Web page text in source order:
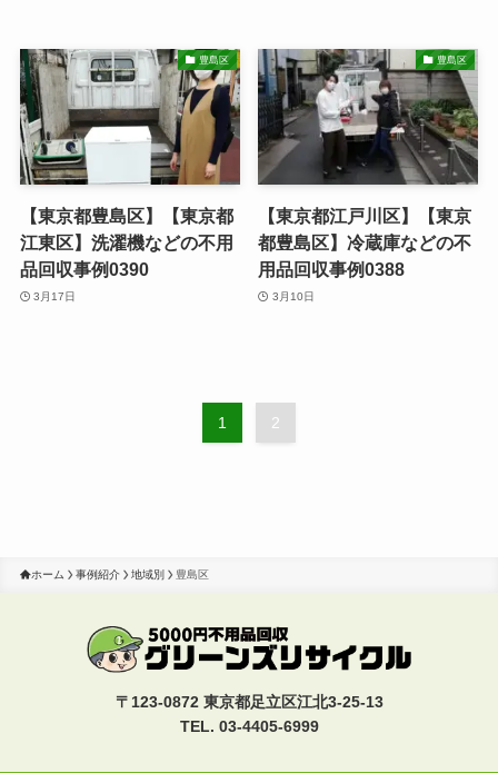
豊島区
【東京都豊島区】【東京都
江東区】洗濯機などの不用
品回収事例0390
3月17日
豊島区
【東京都江戸川区】【東京
都豊島区】冷蔵庫などの不
用品回収事例0388
3月10日
1 2
ホーム 事例紹介 地域別 豊島区
〒123-0872 東京都足立区江北3-25-13
TEL. 03-4405-6999